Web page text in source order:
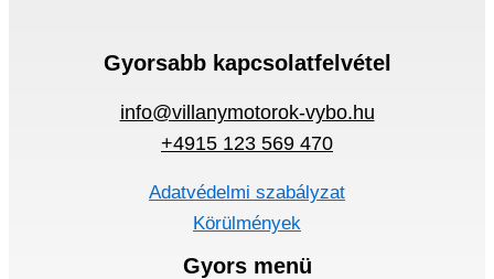
Gyorsabb kapcsolatfelvétel
info@villanymotorok-vybo.hu
+4915 123 569 470
Adatvédelmi szabályzat
Körülmények
Gyors menü